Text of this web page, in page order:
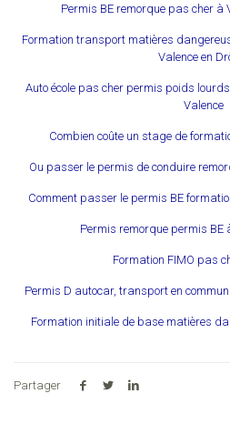
Permis BE remorque pas cher à
Formation transport matières
Valence en
Auto école pas cher permis poids
Valence
Combien coûte un stage de
Ou passer le permis de conduire
Comment passer le permis BE
Permis remorque permis BE
Formation FIMO pas
Permis D autocar, transport en
Formation initiale de base matières
Partager